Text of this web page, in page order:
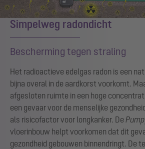
Simpelweg radondicht
Bescherming tegen straling
Het radioactieve edelgas radon is een
bijna overal in de aardkorst voorkomt.
afgesloten ruimte in een hoge
een gevaar voor de menselijke
als risicofactor voor longkanker. De
vloerinbouw helpt voorkomen dat dit
gezondheid gebouwen binnendringt. De